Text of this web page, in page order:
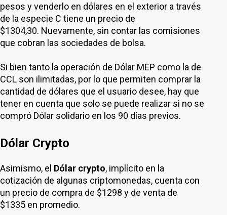
pesos y venderlo en dólares en el exterior a través
de la especie C tiene un precio de
$1304,30. Nuevamente, sin contar las comisiones
que cobran las sociedades de bolsa.
Si bien tanto la operación de Dólar MEP como la de
CCL son ilimitadas, por lo que permiten comprar la
cantidad de dólares que el usuario desee, hay que
tener en cuenta que solo se puede realizar si no se
compró Dólar solidario en los 90 días previos.
Dólar Crypto
Asimismo, el Dólar crypto, implícito en la
cotización de algunas criptomonedas, cuenta con
un precio de compra de $1298 y de venta de
$1335 en promedio.